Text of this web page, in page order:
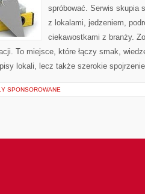
spróbować. Serwis skupia
z lokalami, jedzeniem,
ciekawostkami z branży.
To miejsce, które łączy smak,
lokali, lecz także szerokie
SPONSOROWANE